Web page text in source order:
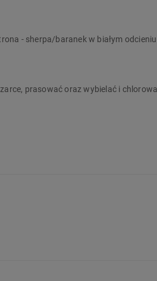
- sherpa/baranek w białym odcieniu
prasować oraz wybielać i